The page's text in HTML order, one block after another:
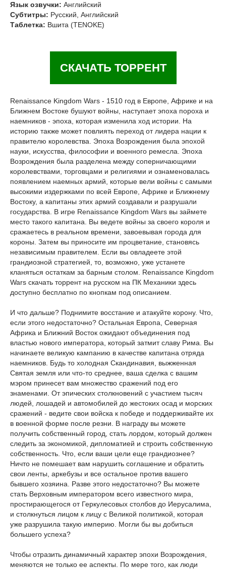
Язык озвучки: Английский
Субтитры: Русский, Английский
Таблетка: Вшита (TENOKE)
СКАЧАТЬ ТОРРЕНТ
Renaissance Kingdom Wars - 1510 год в Европе, Африке и на
Ближнем Востоке бушуют войны, наступает эпоха пороха и
наемников - эпоха, которая изменила ход истории. На
историю также может повлиять переход от лидера нации к
правителю королевства. Эпоха Возрождения была эпохой
науки, искусства, философии и военного ремесла. Эпоха
Возрождения была разделена между соперничающими
королевствами, торговцами и религиями и ознаменовалась
появлением наемных армий, которые вели войны с самыми
высокими издержками по всей Европе, Африке и Ближнему
Востоку, а капитаны этих армий создавали и разрушали
государства. В игре Renaissance Kingdom Wars вы займете
место такого капитана. Вы ведете войны за своего короля и
сражаетесь в реальном времени, завоевывая города для
короны. Затем вы приносите им процветание, становясь
независимым правителем. Если вы овладеете этой
грандиозной стратегией, то, возможно, уже устанете
кланяться остаткам за барным столом. Renaissance Kingdom
Wars скачать торрент на русском на ПК Механики здесь
доступно бесплатно по кнопкам под описанием.
И что дальше? Поднимите восстание и атакуйте корону. Что,
если этого недостаточно? Остальная Европа, Северная
Африка и Ближний Восток ожидают объединения под
властью нового императора, который затмит славу Рима. Вы
начинаете великую кампанию в качестве капитана отряда
наемников. Будь то холодная Скандинавия, выжженная
Святая земля или что-то среднее, ваша сделка с вашим
мэром принесет вам множество сражений под его
знаменами. От эпических столкновений с участием тысяч
людей, лошадей и автомобилей до жестоких осад и морских
сражений - ведите свои войска к победе и поддерживайте их
в военной форме после резни. В награду вы можете
получить собственный город, стать лордом, который должен
следить за экономикой, дипломатией и строить собственную
собственность. Что, если ваши цели еще грандиознее?
Ничто не помешает вам нарушить соглашение и обратить
свои ленты, аркебузы и все остальное против вашего
бывшего хозяина. Разве этого недостаточно? Вы можете
стать Верховным императором всего известного мира,
простирающегося от Геркулесовых столбов до Иерусалима,
и столкнуться лицом к лицу с Великой политикой, которая
уже разрушила такую империю. Могли бы вы добиться
большего успеха?
Чтобы отразить динамичный характер эпохи Возрождения,
меняются не только ее аспекты. По мере того, как люди